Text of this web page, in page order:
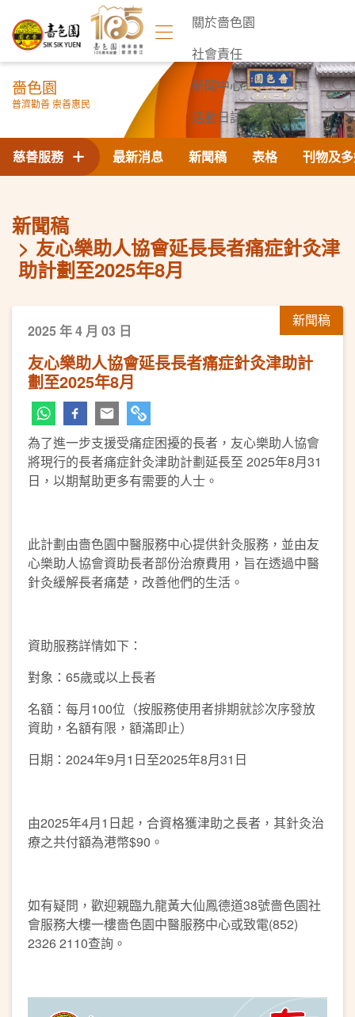
關於嗇色園
社會責任
新聞中心
活動日誌
聯絡我們
嗇色園
普濟勸善 崇善惠民
最新消息 新聞稿 表格 刊物及
慈善服務
新聞稿
友心樂助人協會延長長者痛症針灸津
助計劃至2025年8月
新聞稿
2025 年 4 月 03 日
友心樂助人協會延長長者痛症針灸津助計
劃至2025年8月
為了進一步支援受痛症困擾的長者，友心樂助人協會
將現行的長者痛症針灸津助計劃延長至 2025年8月31
日，以期幫助更多有需要的人士。
此計劃由嗇色園中醫服務中心提供針灸服務，並由友
心樂助人協會資助長者部份治療費用，旨在透過中醫
針灸緩解長者痛楚，改善他們的生活。
資助服務詳情如下：
對象：65歲或以上長者
名額：每月100位（按服務使用者排期就診次序發放
資助，名額有限，額滿即止）
日期：2024年9月1日至2025年8月31日
由2025年4月1日起，合資格獲津助之長者，其針灸治
療之共付額為港幣$90。
如有疑問，歡迎親臨九龍黃大仙鳳德道38號嗇色園社
會服務大樓一樓嗇色園中醫服務中心或致電(852)
2326 2110查詢。